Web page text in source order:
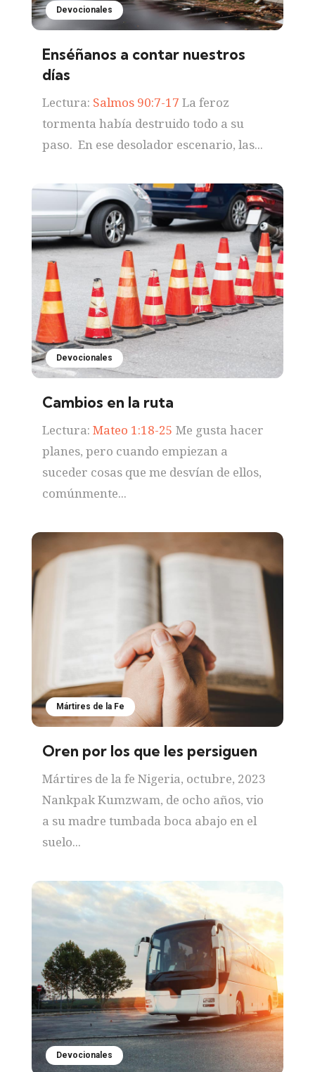
Devocionales
Enséñanos a contar nuestros
días
Lectura: Salmos 90:7-17 La feroz
tormenta había destruido todo a su
paso. En ese desolador escenario, las...
Devocionales
Cambios en la ruta
Lectura: Mateo 1:18-25 Me gusta hacer
planes, pero cuando empiezan a
suceder cosas que me desvían de ellos,
comúnmente...
Mártires de la Fe
Oren por los que les persiguen
Mártires de la fe Nigeria, octubre, 2023
Nankpak Kumzwam, de ocho años, vio
a su madre tumbada boca abajo en el
suelo...
Devocionales